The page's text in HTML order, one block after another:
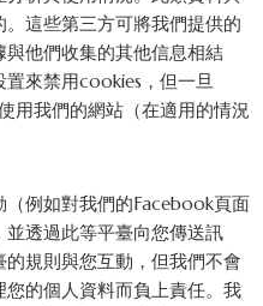
這些第三方可將我們提供的
他們收集的其他信息相結
來禁用cookies，但一旦
用我們的網站（在適用的情況
例如對我們的Facebook頁面
並透過此等平臺向您傳送訊
規則與您互動，但我們不會
的個人資料而負上責任。我